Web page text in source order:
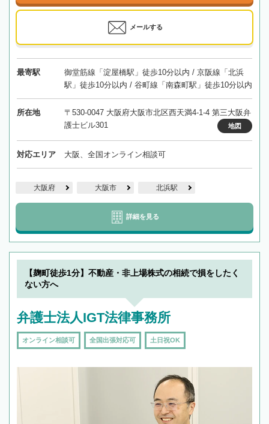
メールする
最寄駅
御堂筋線「淀屋橋駅」徒歩10分以内 / 京阪線「北浜
駅」徒歩10分以内 / 谷町線「南森町駅」徒歩10分以内
所在地
〒530-0047 大阪府大阪市北区西天満4-1-4 第三大阪弁
護士ビル301
地図
対応エリア 大阪、全国オンライン相談可
大阪府 大阪市 北浜駅
詳細を見る
【麹町徒歩1分】不動産・非上場株式の相続で損をしたく
ない方へ
弁護士法人IGT法律事務所
オンライン相談可 全国出張対応可 土日祝OK